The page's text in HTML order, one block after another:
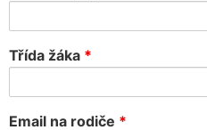
Třída žáka *
Email na rodiče *